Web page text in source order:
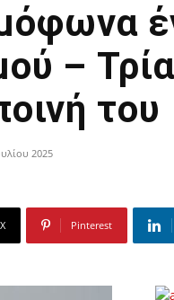
–
του
2025
X Pinterest